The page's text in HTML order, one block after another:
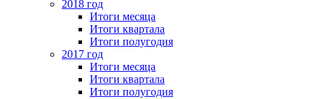
2018 год
Итоги месяца
Итоги квартала
Итоги полугодия
2017 год
Итоги месяца
Итоги квартала
Итоги полугодия